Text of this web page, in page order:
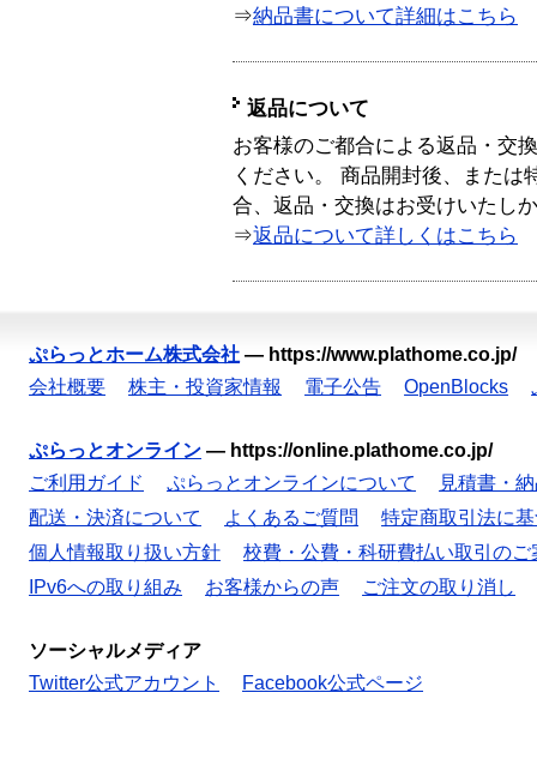
⇒納品書について詳細はこちら
返品について
お客様のご都合による返品・交
ください。 商品開封後、または
合、返品・交換はお受けいたし
⇒返品について詳しくはこちら
ぷらっとホーム株式会社 — https://www.plathome.co.jp/
会社概要
株主・投資家情報 電子公告 OpenBlocks
ぷらっとオンライン — https://online.plathome.co.jp/
ご利用ガイド
ぷらっとオンラインについて
見積書・
配送・決済について
よくあるご質問
特定商取引法に
個人情報取り扱い方針
校費・公費・科研費払い取引のご
IPv6への取り組み
お客様からの声 ご注文の取り消し
ソーシャルメディア
Twitter公式アカウント
Facebook公式ページ